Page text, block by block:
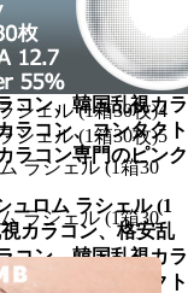
ュロム ラシェル (1
カラコン、格安乱
コン、韓国乱視カラ
ラコン、コンタクト
ラコン専門のピンク
ュロム ラシェル (1
カラコン、格安乱
コン、韓国乱視カラ
ラコン、コンタクト